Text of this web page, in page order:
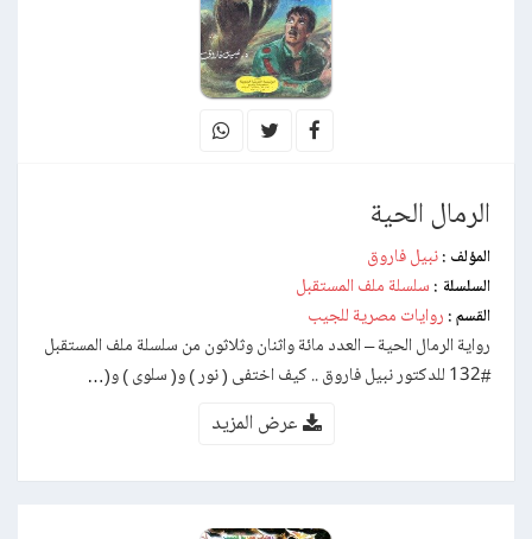
الرمال الحية
المؤلف : نبيل فاروق
السلسلة : سلسلة ملف المستقبل
القسم : روايات مصرية للجيب
رواية الرمال الحية – العدد مائة واثنان وثلاثون من سلسلة ملف المستقبل
#132 للدكتور نبيل فاروق .. كيف اختفى ( نور ) و( سلوى ) و(…
عرض المزيد